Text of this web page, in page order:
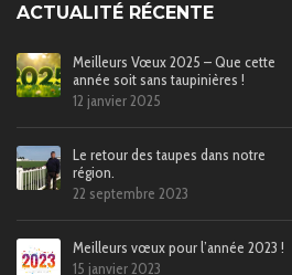
ACTUALITÉ RÉCENTE
Meilleurs Vœux 2025 – Que cette
année soit sans taupinières !
12 janvier 2025
Le retour des taupes dans notre
région.
22 septembre 2023
Meilleurs vœux pour l’année 2023 !
15 janvier 2023